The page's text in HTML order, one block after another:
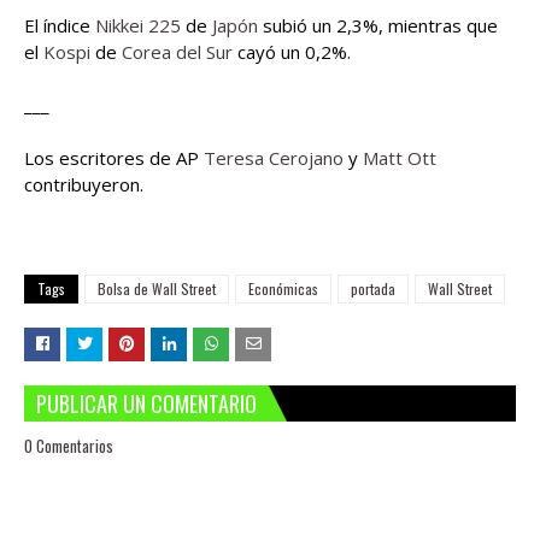
El índice Nikkei 225 de Japón subió un 2,3%, mientras que
el Kospi de Corea del Sur cayó un 0,2%.
Los escritores de AP Teresa Cerojano y Matt Ott
contribuyeron.
Tags Bolsa de Wall Street Económicas portada Wall Street
PUBLICAR UN COMENTARIO
0 Comentarios